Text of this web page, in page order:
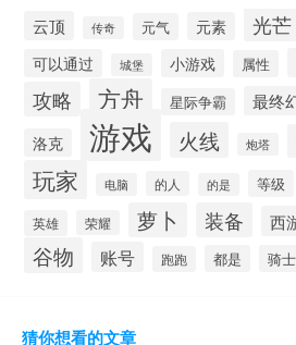
云顶 传奇 元气 元素 光芒
可以通过 城堡 小游戏 属性
攻略
方舟 星际争霸 最终
洛克 游戏 火线 炮塔
玩家 电脑 的人 的是 等级
英雄 荣耀 萝卜 装备 西
谷物 账号 跑跑 都是 骑士
猜你想看的文章